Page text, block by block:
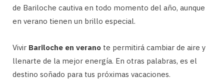
de Bariloche cautiva en todo momento del año, aunque
en verano tienen un brillo especial.
Vivir Bariloche en verano te permitirá cambiar de aire y
llenarte de la mejor energía. En otras palabras, es el
destino soñado para tus próximas vacaciones.